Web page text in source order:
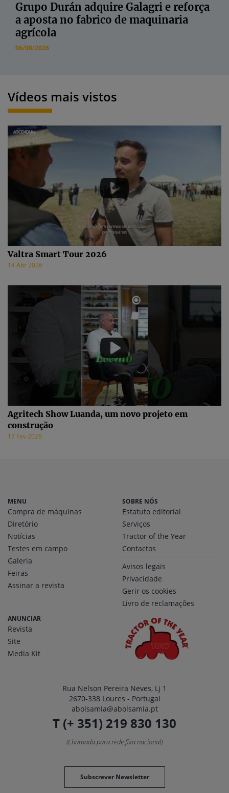
Grupo Durán adquire Galagri e reforça
a aposta no fabrico de maquinaria
agrícola
06/08/2026
Vídeos mais vistos
Valtra Smart Tour 2026
14 Abr 2026
Agritech Show Luanda, um novo projeto em
construção
17 Fev 2026
MENU
Compra de máquinas
Diretório
Notícias
Testes em campo
Galeria
Feiras
Assinar a revista
SOBRE NÓS
Estatuto editorial
Serviços
Tractor of the Year
Contactos
Avisos legais
Privacidade
Gerir os cookies
Livro de reclamações
ANUNCIAR
Revista
Site
Media Kit
Rua Nelson Pereira Neves, Lj 1
2670-338 Loures - Portugal
abolsamia@abolsamia.pt
T (+ 351) 219 830 130
(Chamada para rede fixa nacional)
Subscrever Newsletter